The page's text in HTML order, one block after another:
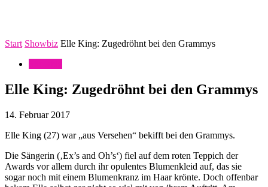
Start Showbiz Elle King: Zugedröhnt bei den Grammys
Elle King: Zugedröhnt bei den Grammys
14. Februar 2017
Elle King (27) war „aus Versehen“ bekifft bei den Grammys.
Die Sängerin (‚Ex’s and Oh’s‘) fiel auf dem roten Teppich der
Awards vor allem durch ihr opulentes Blumenkleid auf, das sie
sogar noch mit einem Blumenkranz im Haar krönte. Doch offenbar